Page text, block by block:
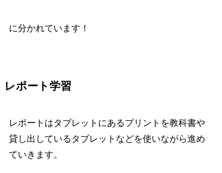
に分かれています！
レポート学習
レポートはタブレットにあるプリントを教科書や
貸し出しているタブレットなどを使いながら進め
ていきます。